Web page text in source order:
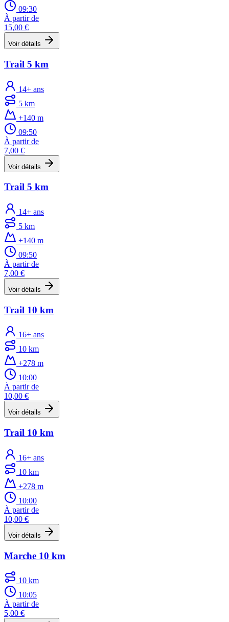
09:30
À partir de
15,00 €
Voir détails
Trail 5 km
14+ ans
5 km
+140 m
09:50
À partir de
7,00 €
Voir détails
Trail 5 km
14+ ans
5 km
+140 m
09:50
À partir de
7,00 €
Voir détails
Trail 10 km
16+ ans
10 km
+278 m
10:00
À partir de
10,00 €
Voir détails
Trail 10 km
16+ ans
10 km
+278 m
10:00
À partir de
10,00 €
Voir détails
Marche 10 km
10 km
10:05
À partir de
5,00 €